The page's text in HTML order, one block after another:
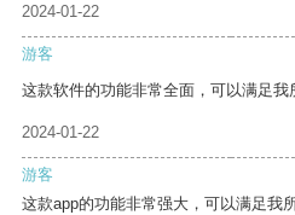
2024-01-22
游客
这款软件的功能非常全面，可以满足我
2024-01-22
游客
这款app的功能非常强大，可以满足我